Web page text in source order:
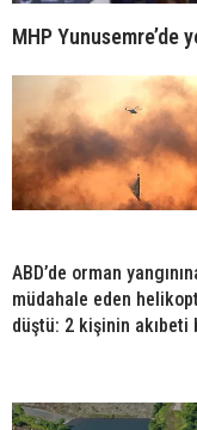
MHP Yunusemre’de
ABD’de orman
müdahale eden
düştü: 2 kişinin akıbeti